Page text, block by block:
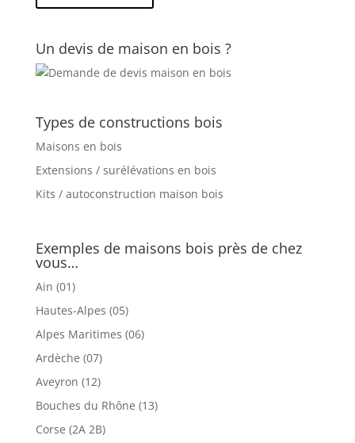
Un devis de maison en bois ?
Types de constructions bois
Maisons en bois
Extensions / surélévations en bois
Kits / autoconstruction maison bois
Exemples de maisons bois près de chez
vous…
Ain (01)
Hautes-Alpes (05)
Alpes Maritimes (06)
Ardèche (07)
Aveyron (12)
Bouches du Rhône (13)
Corse (2A 2B)